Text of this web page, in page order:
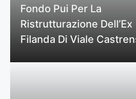
Fondo Pui Per La
Ristrutturazione Dell’Ex
Filanda Di Viale